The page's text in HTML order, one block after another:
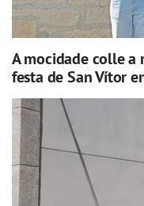
A mocidade colle a
festa de San Vítor